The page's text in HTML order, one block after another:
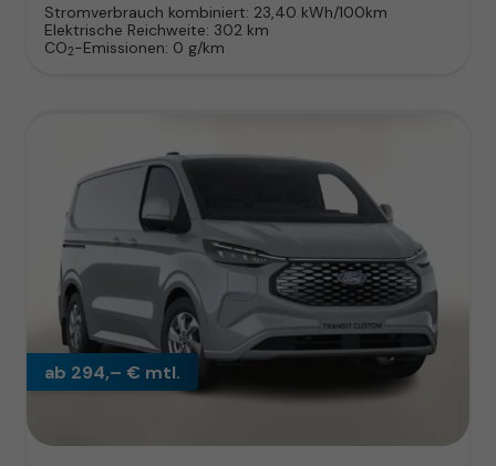
Stromverbrauch kombiniert: 23,40 kWh/100km
Elektrische Reichweite: 302 km
CO2-Emissionen: 0 g/km
ab 294,– € mtl.